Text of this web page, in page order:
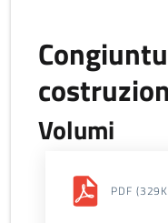
Volumi
PDF